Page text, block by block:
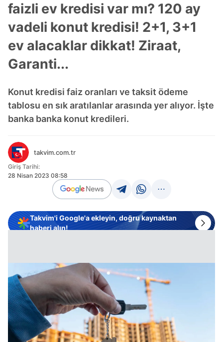
faizli ev kredisi var mı? 120 ay
vadeli konut kredisi! 2+1, 3+1
ev alacaklar dikkat! Ziraat,
Garanti...
Konut kredisi faiz oranları ve taksit ödeme
tablosu en sık aratılanlar arasında yer alıyor. İşte
banka banka konut kredileri.
takvim.com.tr
Giriş Tarihi:
28 Nisan 2023 08:58
Takvim'i Google'a ekleyin, doğru kaynaktan
haberi alın!